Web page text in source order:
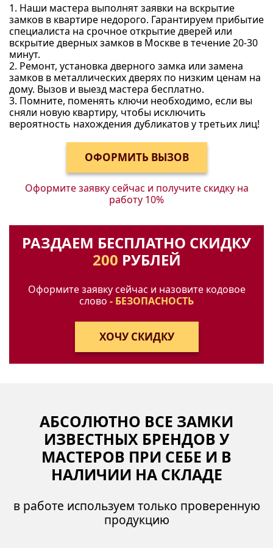
1. Наши мастера выполнят заявки на вскрытие
замков в квартире недорого. Гарантируем прибытие
специалиста на срочное открытие дверей или
вскрытие дверных замков в Москве в течение 20-30
минут.
2. Ремонт, установка дверного замка или замена
замков в металлических дверях по низким ценам на
дому. Вызов и выезд мастера бесплатно.
3. Помните, поменять ключи необходимо, если вы
сняли новую квартиру, чтобы исключить
вероятность нахождения дубликатов у третьих лиц!
Оформите заявку сейчас и получитескидку на
работу 10%
РАЗДАЕМ БЕСПЛАТНО СКИДКУ
200 РУБЛЕЙ
Оформите заявку сейчас и назовите кодовое
слово - БЕЗОПАСНОСТЬ
АБСОЛЮТНО ВСЕ ЗАМКИ
ИЗВЕСТНЫХ БРЕНДОВ У
МАСТЕРОВ ПРИ СЕБЕ И В
НАЛИЧИИ НА СКЛАДЕ
в работе используем только проверенную
продукцию